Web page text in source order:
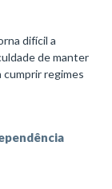
difícil a
de manter
cumprir regimes